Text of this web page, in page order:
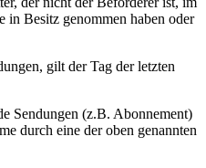
in Besitz genommen haben oder
gilt der Tag der letzten
Sendungen (z.B. Abonnement)
durch eine der oben genannten